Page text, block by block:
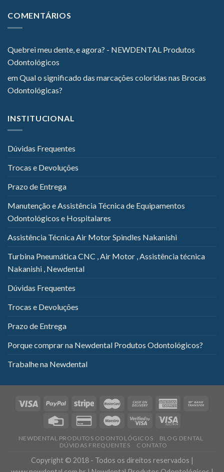
COMENTÁRIOS
Quebrei meu dente, e agora? - NEWDENTAL Produtos
Odontológicos
emQual o significado das marcações coloridas nas Brocas
Odontológicas?
INSTITUCIONAL
Dúvidas Frequentes
Trocas e Devoluções
Prazo de Entrega
Manutenção e Assistência Técnica de Equipamentos
Odontológicos e Hospitalares
Assistência Técnica Air Motor Spindles Nakanishi
Turbina Pneumática CNC , Air Motor , Assistência técnica
Nakanishi , Newdental
Dúvidas Frequentes
Trocas e Devoluções
Prazo de Entrega
Porque comprar na Newdental Produtos Odontológicos?
Trabalhe na Newdental
NEWDENTAL PRODUTOS ODONTOLÓGICOS
BLOG DENTAL
DÚVIDAS FREQUENTES
CONTATO
Copyright © 2018 - Todos os direitos reservados |